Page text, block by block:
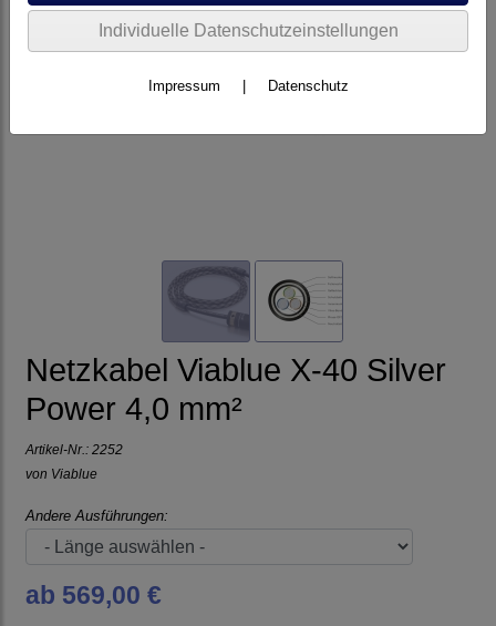
Netzkabel Viablue X-40 Silver
Power 4,0 mm²
Artikel-Nr.: 2252
von Viablue
Andere Ausführungen:
ab 569,00 €
Individuelle Datenschutzeinstellungen
Impressum Datenschutz